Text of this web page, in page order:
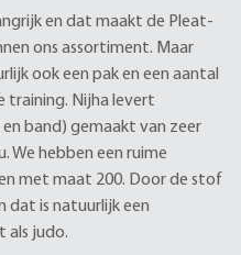
en dat maakt de Pleat-
ons assortiment. Maar
ook een pak en een aantal
training. Nijha levert
en band) gemaakt van zeer
We hebben een ruime
met maat 200. Door de stof
dat is natuurlijk een
als judo.